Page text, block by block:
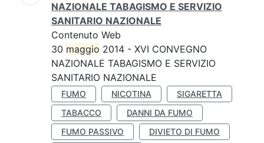
NAZIONALE TABAGISMO E SERVIZIO
SANITARIO NAZIONALE
Contenuto Web
30 maggio 2014 - XVI CONVEGNO
NAZIONALE TABAGISMO E SERVIZIO
SANITARIO NAZIONALE
FUMO NICOTINA
SIGARETTA
TABACCO
DANNI DA FUMO
FUMO PASSIVO
DIVIETO DI FUMO